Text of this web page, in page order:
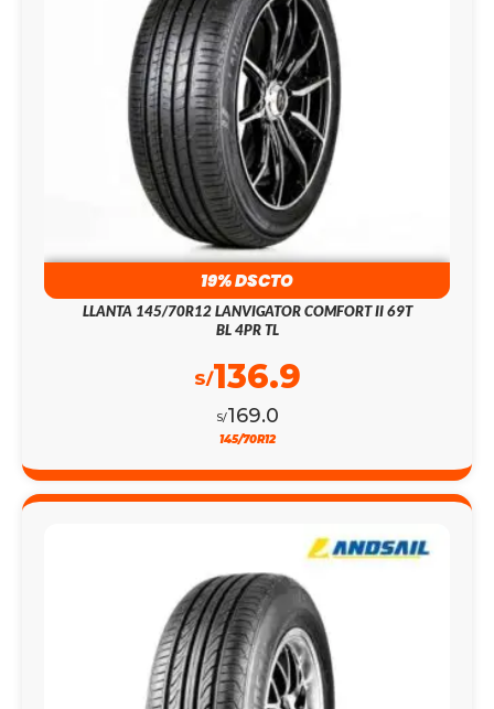
19% DSCTO
LLANTA 145/70R12 LANVIGATOR COMFORT II 69T
BL 4PR TL
S/169.0
S/136.9
145/70R12